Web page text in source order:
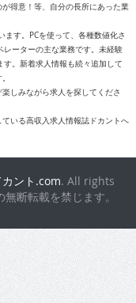
得意！等、自分の長所にあった業
ます。PCを使って、各種数値化さ
レーターの主な業務です。未経験
。新着求人情報も続々追加して
しみながら求人を探してくださ
いる高収入求人情報誌ドカントへ
カント.com. All rights
断転載を禁じます。